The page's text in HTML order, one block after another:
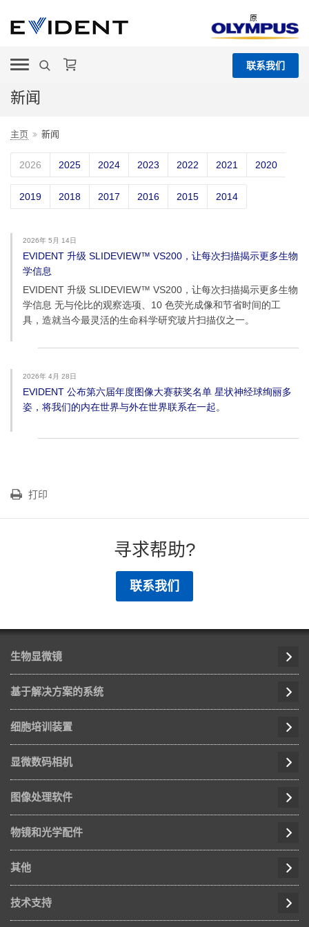
原
联系我们
新闻
主页 新闻
2026 2025 2024 2023 2022 2021 2020
2019 2018 2017 2016 2015 2014
2026年 5月 14日
EVIDENT 升级 SLIDEVIEW™ VS200，让每次扫描揭示更多生物
学信息
EVIDENT 升级 SLIDEVIEW™ VS200，让每次扫描揭示更多生物
学信息 无与伦比的观察选项、10 色荧光成像和节省时间的工
具，造就当今最灵活的生命科学研究玻片扫描仪之一。
2026年 4月 28日
EVIDENT 公布第六届年度图像大赛获奖名单 星状神经球绚丽多
姿，将我们的内在世界与外在世界联系在一起。
打印
寻求帮助?
联系我们
生物显微镜
基于解决方案的系统
细胞培训装置
显微数码相机
图像处理软件
物镜和光学配件
其他
技术支持